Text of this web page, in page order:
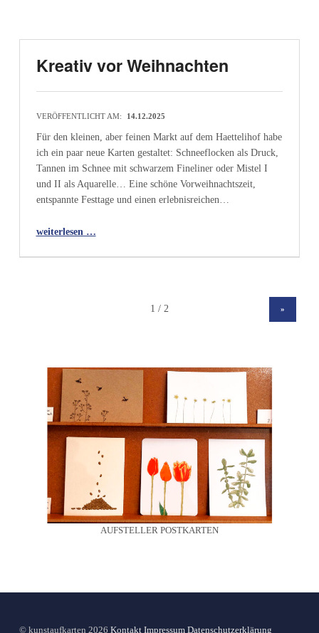
Kreativ vor Weihnachten
VERÖFFENTLICHT AM: 14.12.2025
Für den kleinen, aber feinen Markt auf dem Haettelihof habe
ich ein paar neue Karten gestaltet: Schneeflocken als Druck,
Tannen im Schnee mit schwarzem Fineliner oder Mistel I
und II als Aquarelle… Eine schöne Vorweihnachtszeit,
entspannte Festtage und einen erlebnisreichen…
weiterlesen …
»
AUFSTELLER POSTKARTEN
© kunstaufkarten 2026 Kontakt Impressum Datenschutzerklärung